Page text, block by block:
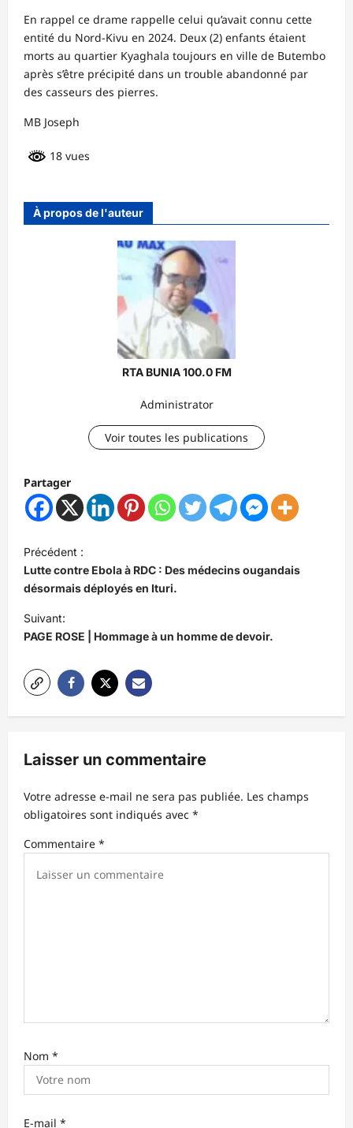
En rappel ce drame rappelle celui qu’avait connu cette
entité du Nord-Kivu en 2024. Deux (2) enfants étaient
morts au quartier Kyaghala toujours en ville de Butembo
après s’être précipité dans un trouble abandonné par
des casseurs des pierres.
MB Joseph
18 vues
À propos de l'auteur
RTA BUNIA 100.0 FM
Administrator
Voir toutes les publications
Partager
a
v
i
g
t
i
n
’
a
r
Précédent :
Lutte contre Ebola à RDC : Des médecins ougandais
désormais déployés en Ituri.
Suivant:
PAGE ROSE | Hommage à un homme de devoir.
Laisser un commentaire
Votre adresse e-mail ne sera pas publiée. Les champs
obligatoires sont indiqués avec *
Commentaire *
Nom *
E-mail *